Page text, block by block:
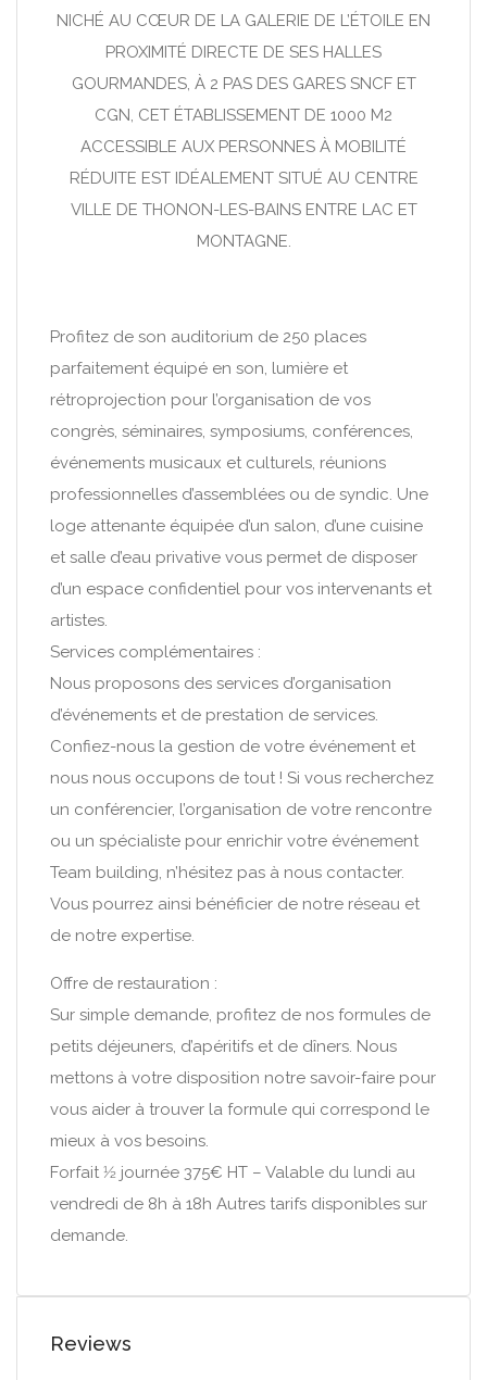
NICHÉ AU CŒUR DE LA GALERIE DE L’ÉTOILE EN
PROXIMITÉ DIRECTE DE SES HALLES
GOURMANDES, À 2 PAS DES GARES SNCF ET
CGN, CET ÉTABLISSEMENT DE 1000 M2
ACCESSIBLE AUX PERSONNES À MOBILITÉ
RÉDUITE EST IDÉALEMENT SITUÉ AU CENTRE
VILLE DE THONON-LES-BAINS ENTRE LAC ET
MONTAGNE.
Profitez de son auditorium de 250 places
parfaitement équipé en son, lumière et
rétroprojection pour l’organisation de vos
congrès, séminaires, symposiums, conférences,
événements musicaux et culturels, réunions
professionnelles d’assemblées ou de syndic. Une
loge attenante équipée d’un salon, d’une cuisine
et salle d’eau privative vous permet de disposer
d’un espace confidentiel pour vos intervenants et
artistes.
Services complémentaires :
Nous proposons des services d’organisation
d’événements et de prestation de services.
Confiez-nous la gestion de votre événement et
nous nous occupons de tout ! Si vous recherchez
un conférencier, l’organisation de votre rencontre
ou un spécialiste pour enrichir votre événement
Team building, n’hésitez pas à nous contacter.
Vous pourrez ainsi bénéficier de notre réseau et
de notre expertise.
Offre de restauration :
Sur simple demande, profitez de nos formules de
petits déjeuners, d’apéritifs et de dîners. Nous
mettons à votre disposition notre savoir-faire pour
vous aider à trouver la formule qui correspond le
mieux à vos besoins.
Forfait 1⁄2 journée 375€ HT – Valable du lundi au
vendredi de 8h à 18h Autres tarifs disponibles sur
demande.
Reviews